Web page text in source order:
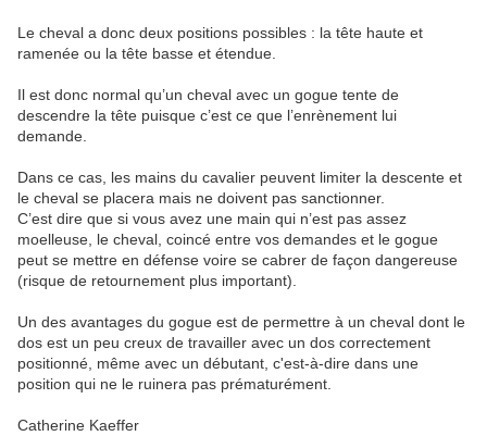
Le cheval a donc deux positions possibles : la tête haute et
ramenée ou la tête basse et étendue.
Il est donc normal qu’un cheval avec un gogue tente de
descendre la tête puisque c’est ce que l’enrènement lui
demande.
Dans ce cas, les mains du cavalier peuvent limiter la descente et
le cheval se placera mais ne doivent pas sanctionner.
C’est dire que si vous avez une main qui n’est pas assez
moelleuse, le cheval, coincé entre vos demandes et le gogue
peut se mettre en défense voire se cabrer de façon dangereuse
(risque de retournement plus important).
Un des avantages du gogue est de permettre à un cheval dont le
dos est un peu creux de travailler avec un dos correctement
positionné, même avec un débutant, c'est-à-dire dans une
position qui ne le ruinera pas prématurément.
Catherine Kaeffer